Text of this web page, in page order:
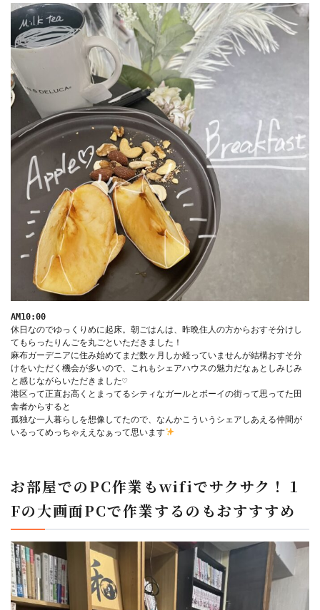
AM10:00
休日なのでゆっくりめに起床。朝ごはんは、昨晩住人の方からおすそ分けし
てもらったりんごを丸ごといただきました！
麻布ガーデニアに住み始めてまだ数ヶ月しか経っていませんが結構おすそ分
けをいただく機会が多いので、これもシェアハウスの魅力だなぁとしみじみ
と感じながらいただきました♡
港区って正直お高くとまってるシティなガールとボーイの街って思ってた田
舎者からすると
孤独な一人暮らしを想像してたので、なんかこういうシェアしあえる仲間が
いるってめっちゃええなぁって思います
お部屋でのPC作業もwifiでサクサク！１
Fの大画面PCで作業するのもおすすすめ